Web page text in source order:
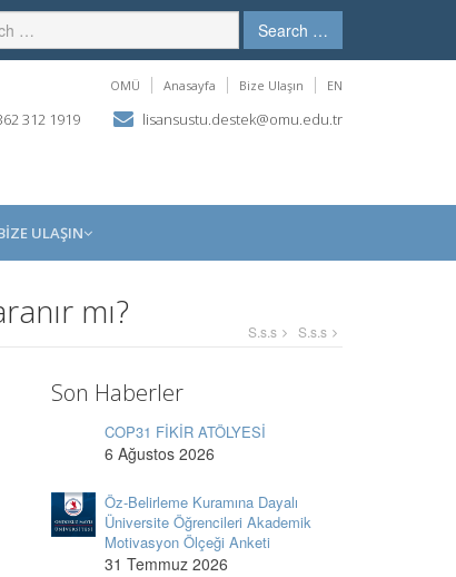
Search …
OMÜ Anasayfa Bize Ulaşın EN
312 1919 lisansustu.destek@omu.edu.tr
ULAŞIN
mı? S.s.s S.s.s
Son Haberler
COP31 FİKİR ATÖLYESİ
6 Ağustos 2026
Öz-Belirleme Kuramına Dayalı
Üniversite Öğrencileri Akademik
Motivasyon Ölçeği Anketi
31 Temmuz 2026